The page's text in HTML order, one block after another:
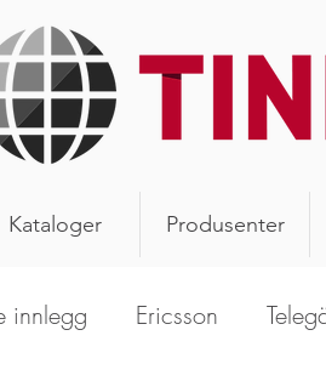
Kataloger Produsenter
innlegg Ericsson